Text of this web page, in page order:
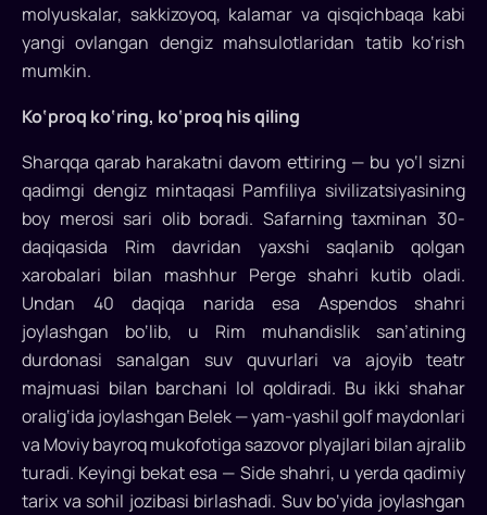
molyuskalar, sakkizoyoq, kalamar va qisqichbaqa kabi
yangi ovlangan dengiz mahsulotlaridan tatib ko‘rish
mumkin.
Ko‘proq ko‘ring, ko‘proq his qiling
Sharqqa qarab harakatni davom ettiring — bu yo‘l sizni
qadimgi dengiz mintaqasi Pamfiliya sivilizatsiyasining
boy merosi sari olib boradi. Safarning taxminan 30-
daqiqasida Rim davridan yaxshi saqlanib qolgan
xarobalari bilan mashhur Perge shahri kutib oladi.
Undan 40 daqiqa narida esa Aspendos shahri
joylashgan bo‘lib, u Rim muhandislik san’atining
durdonasi sanalgan suv quvurlari va ajoyib teatr
majmuasi bilan barchani lol qoldiradi. Bu ikki shahar
oralig‘ida joylashgan Belek — yam-yashil golf maydonlari
va Moviy bayroq mukofotiga sazovor plyajlari bilan ajralib
turadi. Keyingi bekat esa — Side shahri, u yerda qadimiy
tarix va sohil jozibasi birlashadi. Suv bo‘yida joylashgan